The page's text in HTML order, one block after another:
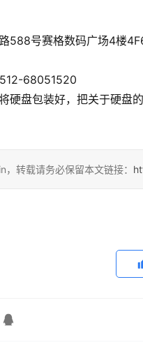
588号赛格数码广场4楼
68051520
硬盘包装好，把关于硬盘
转载请务必保留本文链接：